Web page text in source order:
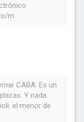
m
CABA. Es un
Y nada
el menor de